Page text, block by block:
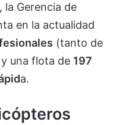
la Gerencia de
en la actualidad
(tanto de
una flota de 197
a.